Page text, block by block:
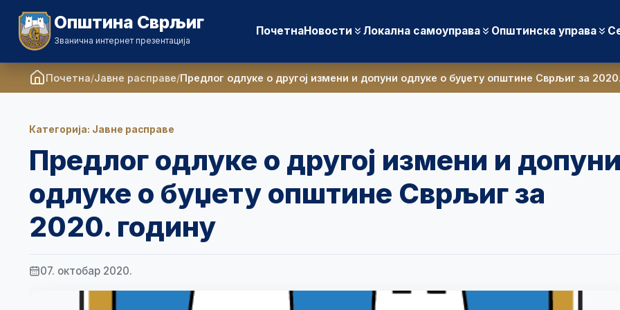
Општина Сврљиг
Званична интернет презентација
ПочетнаНовости Локална самоуправа Општинска управа
Почетна Јавне расправе Предлог одлуке о другој измени и допуни одлуке о буџету општине Сврљиг за
Категорија: Јавне расправе
Предлог одлуке о другој измени и
одлуке о буџету општине Сврљиг за
2020. годину
07. октобар 2020.